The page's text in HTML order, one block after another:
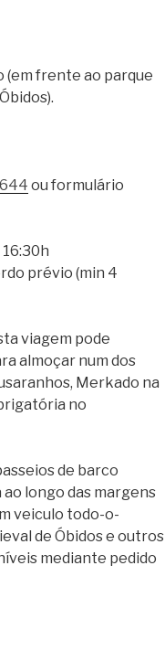
(em frente ao parque
ou formulário
16:30h
prévio (min 4
viagem pode
almoçar num dos
Merkado na
no
de barco
longo das margens
veiculo todo-o-
de Óbidos e outros
mediante pedido